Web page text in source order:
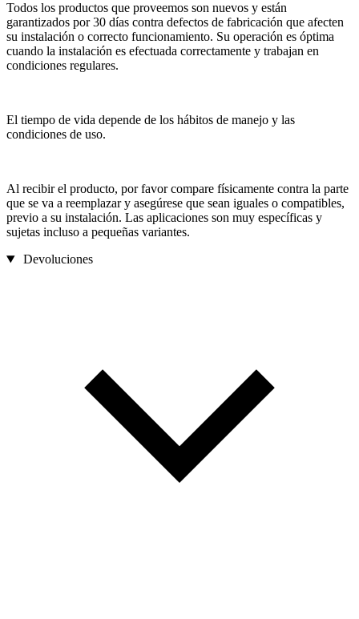
Todos los productos que proveemos son nuevos y están
garantizados por 30 días contra defectos de fabricación que afecten
su instalación o correcto funcionamiento. Su operación es óptima
cuando la instalación es efectuada correctamente y trabajan en
condiciones regulares.
El tiempo de vida depende de los hábitos de manejo y las
condiciones de uso.
Al recibir el producto, por favor compare físicamente contra la parte
que se va a reemplazar y asegúrese que sean iguales o compatibles,
previo a su instalación. Las aplicaciones son muy específicas y
sujetas incluso a pequeñas variantes.
Devoluciones